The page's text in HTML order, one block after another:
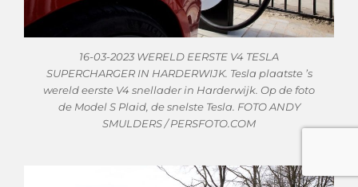
16-03-2023 WERELD EERSTE V4 TESLA
SUPERCHARGER IN HARDERWIJK. Tesla plaatste ’s
wereld eerste V4 snellader in Harderwijk. Op de foto
de Model S Plaid, de snelste Tesla. FOTO ANDY
SMULDERS / PERSFOTO.COM